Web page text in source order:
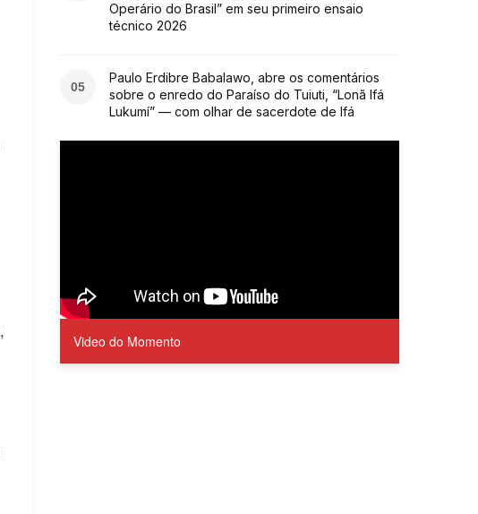
,
Operário do Brasil” em seu primeiro ensaio
técnico 2026
05
Paulo Erdibre Babalawo, abre os comentários
sobre o enredo do Paraíso do Tuiuti, “Lonã Ifá
Lukumí” — com olhar de sacerdote de Ifá
Video do Momento